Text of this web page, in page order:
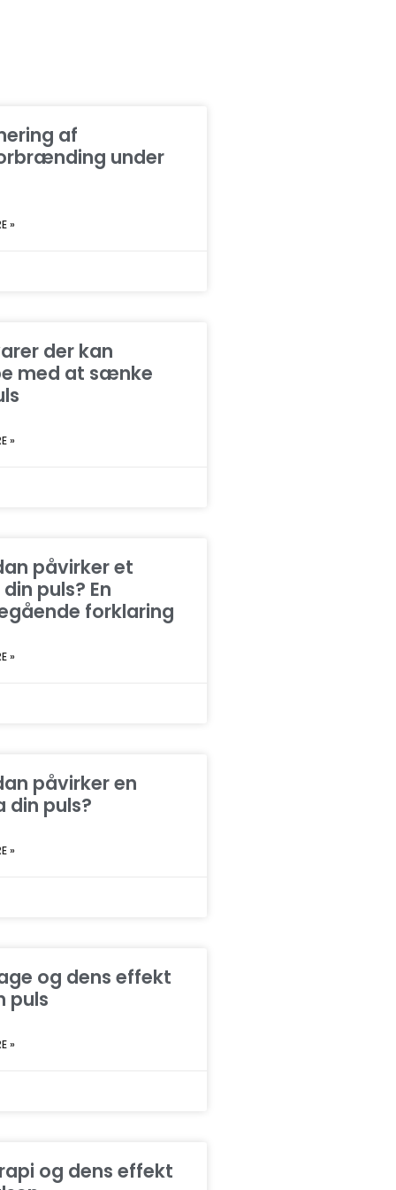
af
under
»
der kan
med at sænke
»
påvirker et
puls? En
forklaring
»
påvirker en
din puls?
»
og dens effekt
puls
»
og dens effekt